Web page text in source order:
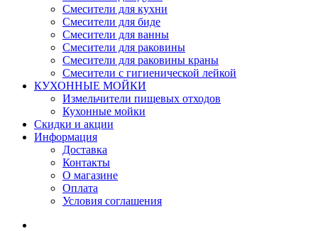
Смесители для кухни
Смесители для биде
Смесители для ванны
Смесители для раковины
Смесители для раковины краны
Смесители с гигиенической лейкой
КУХОННЫЕ МОЙКИ
Измельчители пищевых отходов
Кухонные мойки
Скидки и акции
Информация
Доставка
Контакты
О магазине
Оплата
Условия соглашения